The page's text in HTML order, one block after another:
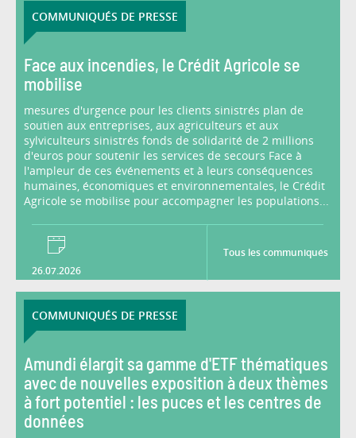
COMMUNIQUÉS DE PRESSE
Face aux incendies, le Crédit Agricole se
mobilise
mesures d'urgence pour les clients sinistrés plan de
soutien aux entreprises, aux agriculteurs et aux
sylviculteurs sinistrés fonds de solidarité de 2 millions
d'euros pour soutenir les services de secours Face à
l'ampleur de ces événements et à leurs conséquences
humaines, économiques et environnementales, le Crédit
Agricole se mobilise pour accompagner les populations...
26.07.2026
Tous les communiqués
COMMUNIQUÉS DE PRESSE
Amundi élargit sa gamme d'ETF thématiques
avec de nouvelles exposition à deux thèmes
à fort potentiel : les puces et les centres de
données